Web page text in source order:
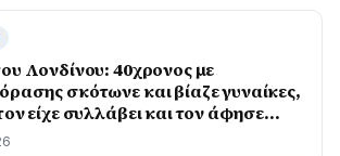
Λονδίνου: 40χρονος με
σκότωνε και βίαζε γυναίκες,
είχε συλλάβει και τον άφησε